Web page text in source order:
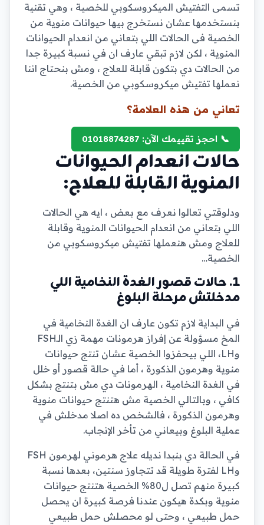
تسمى التفتيش الميكروسكوبي للخصية ، وهي تقنية
بنستخدمها عشان نستخرج بيها حيوانات منوية من
الخصية فى الحالات اللي بتعاني من انعدام الحيوانات
المنوية ، لكن لازم تبقي عارف ان في نسبة كبيرة جدا
من الحالات دي بتكون قابلة للعلاج ، ومش بنحتاج اننا
نعملها تفتيش ميكروسكوبي من الخصية.
تعاني من هذه العلامة؟
📞 احجز تقييمك الآن: 01018874287
حالات انعدام الحيوانات
المنوية القابلة للعلاج:
ودلوقتي تعالوا نعرف مع بعض ، ايه هي الحالات
اللي بتعاني من انعدام الحيوانات المنوية وقابلة
للعلاج ومش هنعملها تفتيش ميكروسكوبي من
الخصية…
1. حالات قصور الغدة النخامية اللي
مدخلتش مرحلة البلوغ
في البداية لازم تكون عارف ان الغدة النخامية في
المخ مسؤولة عن إفراز هرمونات مهمة زي الـFSH
وLH، اللي بيحفزوا الخصية عشان تنتج حيوانات
منوية وهرمون الذكورة ، أما في حالة قصور أو خلل
في الغدة النخامية ، الهرمونات دي مش بتنتج بشكل
كافي ، وبالتالي الخصية مش هتنتج حيوانات منوية
وهرمون الذكورة ، فالشخص ده اصلا مدخلش في
عملية البلوغ وبيعاني من تأخر الإنجاب.
في الحالة دي بنبدا نديله علاج هرموني لهرمون FSH
وLH لفترة طويلة قد تتجاوز سنتين، بعدها نسبة
كبيرة منهم تصل ل80% الخصية هتنتج حيوانات
منوية وبكدة هيكون عندنا فرصة كبيرة ان يحصل
حمل طبيعي ، وحتى لو محصلش حمل طبيعي